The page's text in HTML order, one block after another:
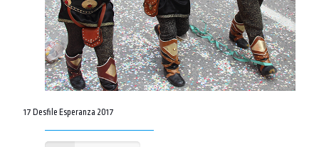
17 Desfile Esperanza 2017